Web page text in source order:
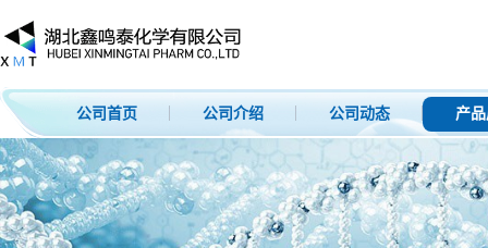
公司首页 公司介绍 公司动态 产